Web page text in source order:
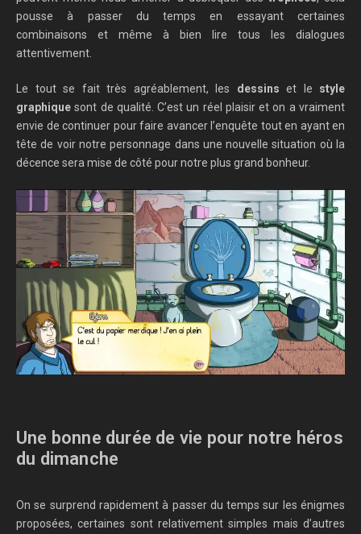
pousse à passer du temps en essayant certaines
combinaisons et même à bien lire tous les dialogues
attentivement.
Le tout se fait très agréablement, les dessins et le style
graphique sont de qualité. C’est un réel plaisir et on a vraiment
envie de continuer pour faire avancer l’enquête tout en ayant en
tête de voir notre personnage dans une nouvelle situation où la
décence sera mise de côté pour notre plus grand bonheur.
Une bonne durée de vie pour notre héros
du dimanche
On se surprend rapidement à passer du temps sur les énigmes
proposées, certaines sont relativement simples mais d’autres